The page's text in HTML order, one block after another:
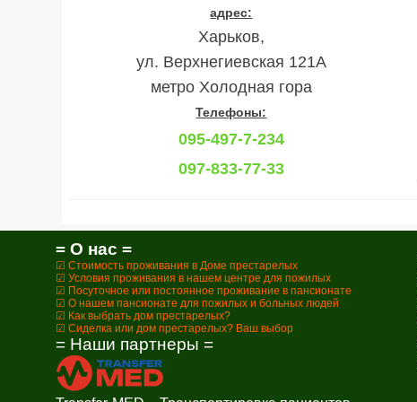
адрес:
Харьков,
ул. Верхнегиевская 121А
метро Холодная гора
Телефоны:
095-497-7-234
097-833-77-33
= О нас =
☑ Стоимость проживания в Доме престарелых
☑ Условия проживания в нашем центре для пожилых
☑ Посуточное или постоянное проживание в пансионате
☑ О нашем пансионате для пожилых и больных людей
☑ Как выбрать дом престарелых?
☑ Сиделка или дом престарелых? Ваш выбор
= Наши партнеры =